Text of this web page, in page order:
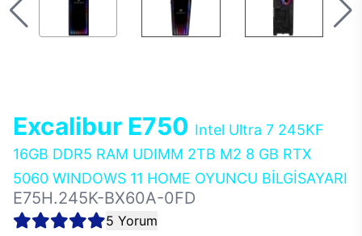
Excalibur E750 Intel Ultra 7 245KF
16GB DDR5 RAM UDIMM 2TB M2 8 GB RTX
5060 WINDOWS 11 HOME OYUNCU BİLGİSAYARI
E75H.245K-BX60A-0FD
5 Yorum